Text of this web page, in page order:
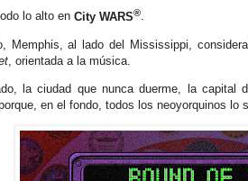
lo alto en City WARS®.
Memphis, al lado del Mississippi,
, orientada a la música.
la ciudad que nunca duerme, la capital
en el fondo, todos los neoyorquinos lo